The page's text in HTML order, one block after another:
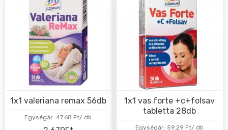
Egységár: 47.68 Ft/ db
1x1 valeriana remax 56db
Egységár: 59.29 Ft/ db
1x1 vas forte +c+folsav
tabletta 28db